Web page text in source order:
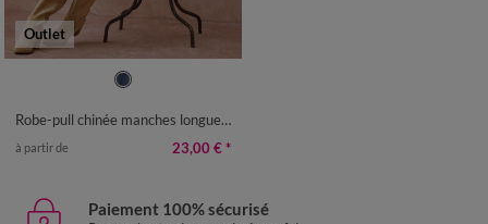
Outlet
42/44 46/48
Robe-pull chinée manches longues, épaule boutonnée
à partir de 23,00 € *
Paiement 100% sécurisé